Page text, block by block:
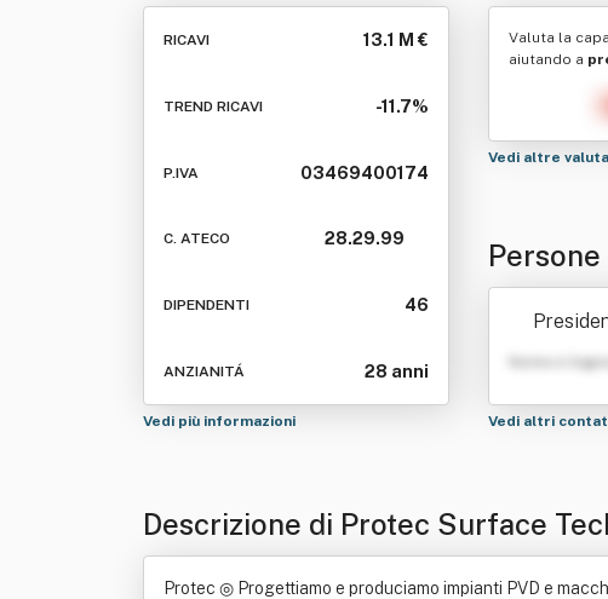
Technologies Srl
RICAVI 13.1 M €
TREND RICAVI -11.7%
P.IVA 03469400174
C. ATECO 28.29.99
DIPENDENTI 46
ANZIANITÁ 28 anni
Vedi più informazioni
Valuta la
aiutando a
Vedi altre
s Srl
Nome e
Vedi altri
Descrizione di Protec Surface
Protec ◎ Progettiamo e produciamo impianti PVD e